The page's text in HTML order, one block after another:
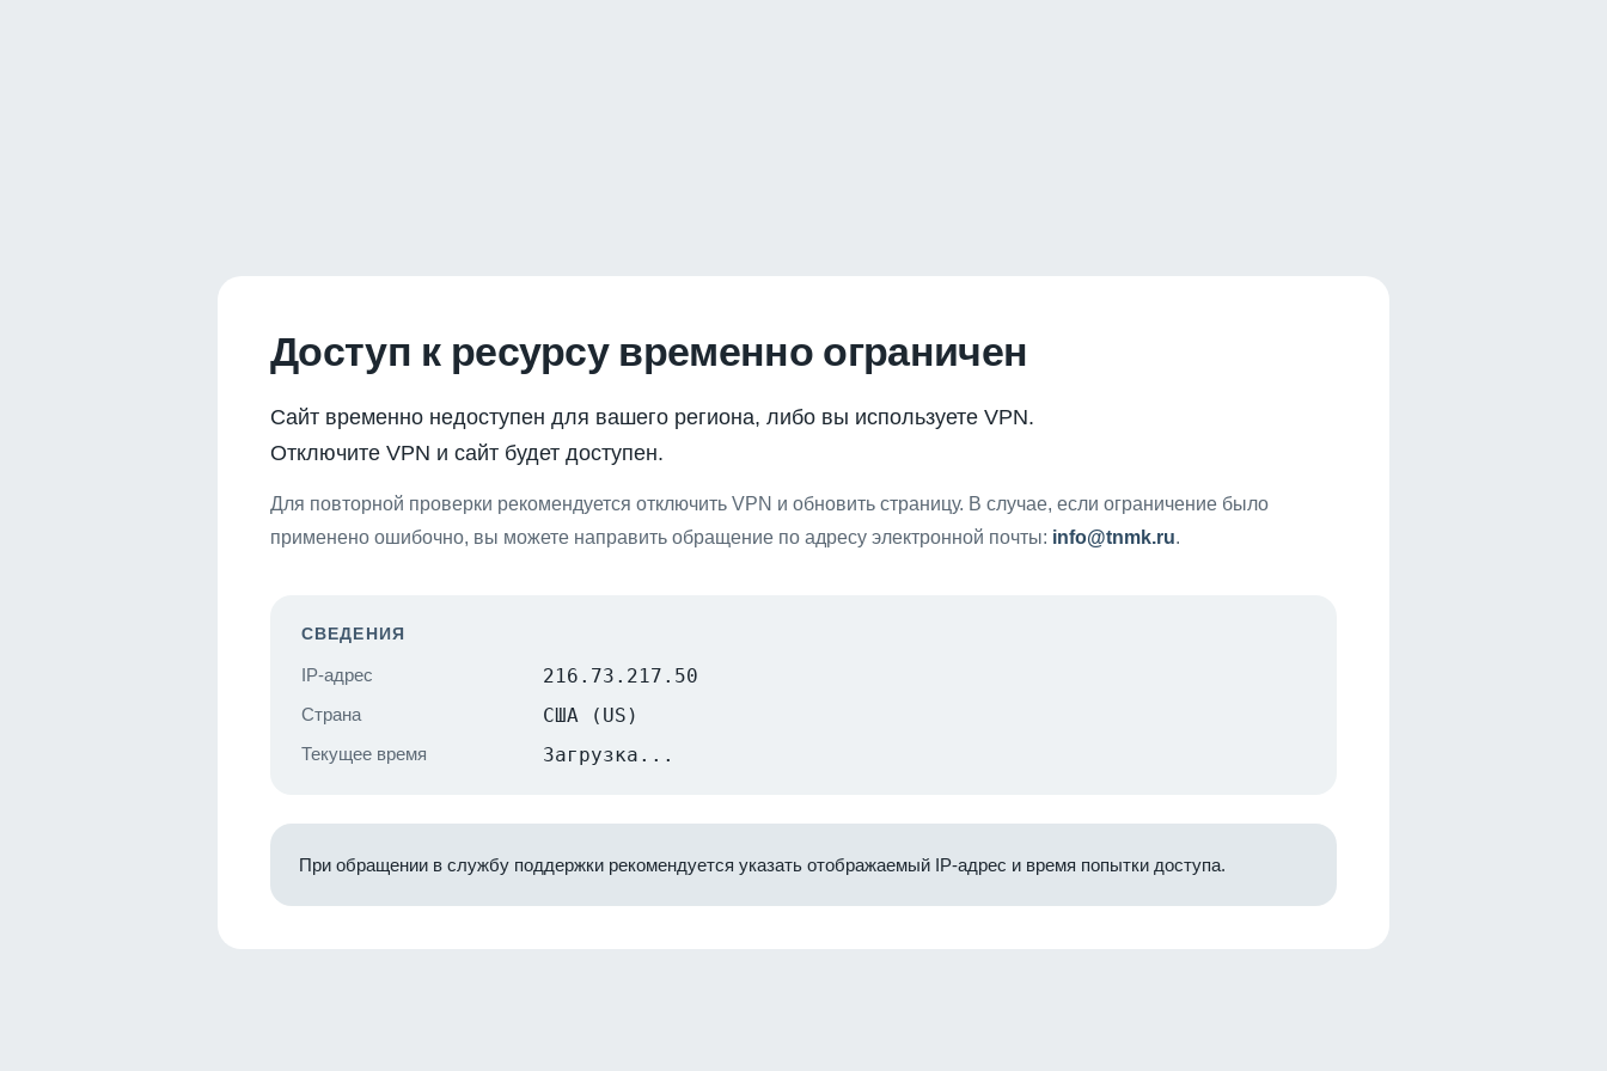
Доступ к ресурсу временно ограничен
Сайт временно недоступен для вашего региона, либо вы используете VPN.
Отключите VPN и сайт будет доступен.
Для повторной проверки рекомендуется отключить VPN и обновить страницу. В случае, если ограничение было
применено ошибочно, вы можете направить обращение по адресу электронной почты: info@tnmk.ru.
СВЕДЕНИЯ
IP-адрес 216.73.217.50
Страна США (US)
Текущее время Загрузка...
При обращении в службу поддержки рекомендуется указать отображаемый IP-адрес и время попытки доступа.